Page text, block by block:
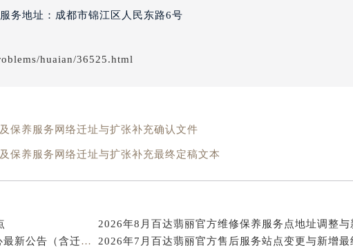
达翡丽售后服务中心（需提前预约）
百达翡丽售后服务中心（需提前预约）
百达翡丽售后服务中心（需提前预约）
街百达翡丽售后服务中心（需提前预约）
大街百达翡丽售后服务中心（需提前预约）
与渤海大街交叉口百达翡丽售后服务中心（需提前预约）
137号亨得利名表维修授权店1楼百达翡丽售后服务中心（需提前预约）
服务地址：成都市锦江区人民东路6号
huaian/36525.html
保养服务网络迁址与扩张补充确认文件
保养服务网络迁址与扩张补充最终定稿文本
2026年7月百达翡丽官方售后维修服务中心最新公告（含迁址与新增）